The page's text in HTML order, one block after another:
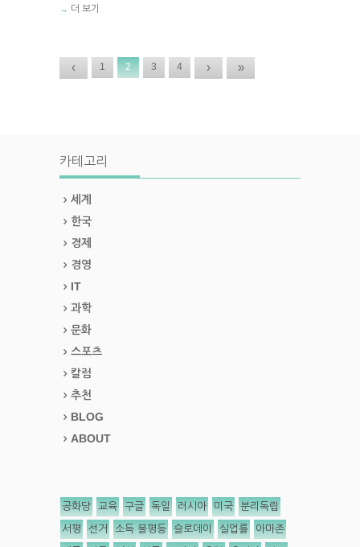
→ 더 보기
‹ 1 2 3 4 › »
카테고리
세계
한국
경제
경영
IT
과학
문화
스포츠
칼럼
추천
BLOG
ABOUT
공화당 교육 구글 독일 러시아 미국 분리독립
서평 선거 소득 불평등 슬로데이 실업률 아마존